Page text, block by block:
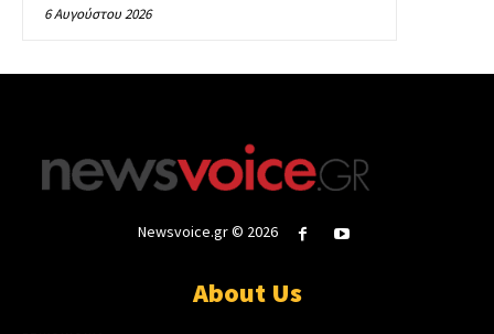
6 Αυγούστου 2026
Newsvoice.gr © 2026
About Us